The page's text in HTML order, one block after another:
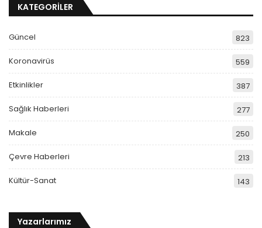
KATEGORİLER
Güncel 823
Koronavirüs 559
Etkinlikler 387
Sağlık Haberleri 277
Makale 250
Çevre Haberleri 213
Kültür-Sanat 143
Yazarlarımız